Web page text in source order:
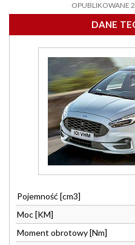
OPUBLIKOWANE
DANE
Pojemność [cm3]
Moc [KM]
Moment obrotowy [Nm]